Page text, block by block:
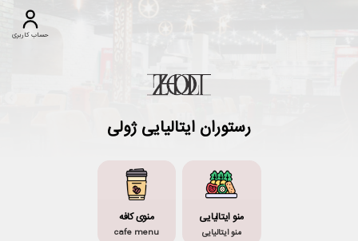
حساب کاربری
رستوران ایتالیایی ژولی
منو ایتالیایی
منو ایتالیایی
منوی کافه
cafe menu